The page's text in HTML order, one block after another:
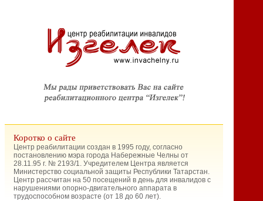
Коротко о сайте
Центр реабилитации создан в 1995 году, согласно
постановлению мэра города Набережные Челны от
28.11.95 г. № 2193/1. Учредителем Центра является
Министерство социальной защиты Республики Татарстан.
Центр рассчитан на 50 посещений в день для инвалидов с
нарушениями опорно-двигательного аппарата в
трудоспособном возрасте (от 18 до 60 лет).